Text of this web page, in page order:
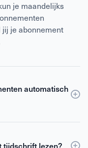
je maandelijks
je abonnement
automatisch
aan vast.
tijdschrift lezen?